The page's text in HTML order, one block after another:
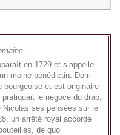
:
en 1729 et s’appelle
moine bénédictin. Dom
bourgeoise et est originaire
le négoce du drap,
Nicolas ses pensées sur le
un arrêté royal accorde
de quoi